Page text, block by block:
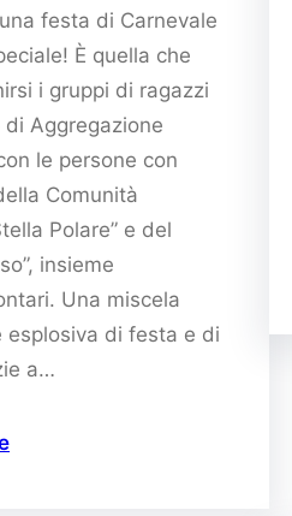
festa di Carnevale
È quella che
i gruppi di ragazzi
Aggregazione
le persone con
Comunità
Polare” e del
insieme
Una miscela
esplosiva di festa e di
a…